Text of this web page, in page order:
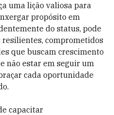
uma lição valiosa para
propósito em
do status, pode
comprometidos
que buscam crescimento
não estar em seguir um
cada oportunidade
capacitar